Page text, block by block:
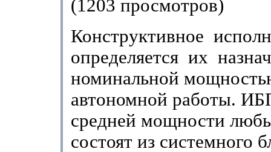
(1203 просмотров)
Конструктивное
определяется их
номинальной
автономной работы.
средней мощности
состоят из системного